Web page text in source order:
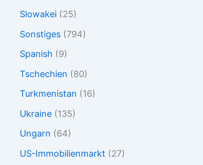
Slowakei (25)
Sonstiges (794)
Spanish (9)
Tschechien (80)
Turkmenistan (16)
Ukraine (135)
Ungarn (64)
US-Immobilienmarkt (27)